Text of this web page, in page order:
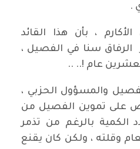
.
، بأن هذا القائد
الرفاق سنا في الفصيل ،
عام !.. ..
والمسؤول الحزبي ،
على تموين الفصيل من
الكمية بالرغم من تذمر
وقلته ، ولكن كان يقنع